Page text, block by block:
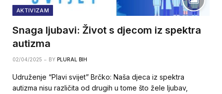
AKTIVIZAM
Snaga ljubavi: Život s djecom iz spektra
autizma
02/04/2025 BY PLURAL BIH
Udruženje “Plavi svijet” Brčko: Naša djeca iz spektra
autizma nisu različita od drugih u tome što žele ljubav,